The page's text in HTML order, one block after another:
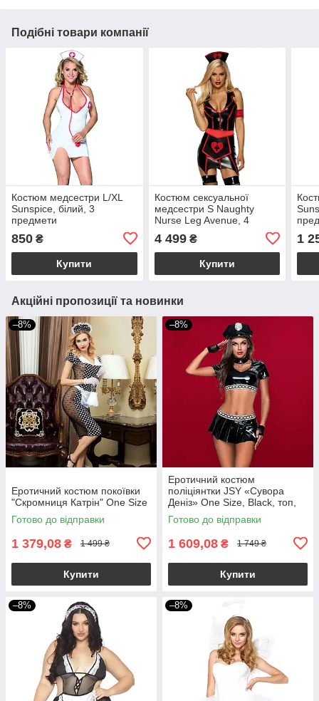
Подібні товари компанії
Костюм медсестри L/XL
Sunspice, білий, 3
предмети
850 ₴
Купити
Костюм сексуальної
медсестри S Naughty
Nurse Leg Avenue, 4
4 499₴
Купити
1
Акційні пропозиції та новинки
–8%
Еротичний костюм покоївки
"Скромниця Катрін" One Size
Готово до відправки
1 379,08 ₴ 1 499 ₴
Купити
–8%
Еротичний костюм
поліціянтки JSY «Сувора
Деніз» One Size, Black, топ,
спідниця, рукавички, кашкет
Готово до відправки
1 609,08 ₴ 1 749 ₴
Купити
–8% –8%